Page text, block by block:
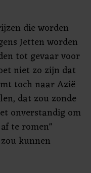
die worden
Jetten worden
tot gevaar voor
niet zo zijn dat
toch naar Azië
dat zou zonde
onverstandig om
te romen"
kunnen